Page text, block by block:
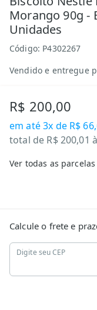
Morango 90g -
Unidades
Código: P4302267
Vendido e entregue
R$ 200,00
em até3x de R$
total de R$ 200,01
Ver todas as
Calcule o frete e
Digite seu CEP